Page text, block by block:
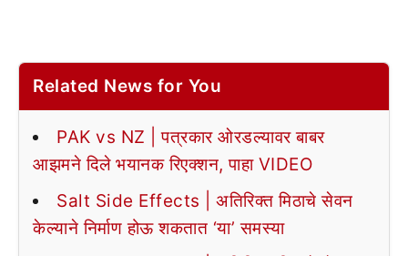
Related News for You
PAK vs NZ | पत्रकार ओरडल्यावर बाबर
आझमने दिले भयानक रिएक्शन, पाहा VIDEO
Salt Side Effects | अतिरिक्त मिठाचे सेवन
केल्याने निर्माण होऊ शकतात ‘या’ समस्या